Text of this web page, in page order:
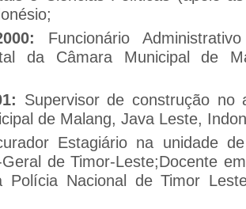
Funcionário
da Câmara Municipal de
Supervisor de construção no
de Malang, Java Leste,
Estagiário na unidade
de Timor-Leste;Docente
Polícia Nacional de Timor